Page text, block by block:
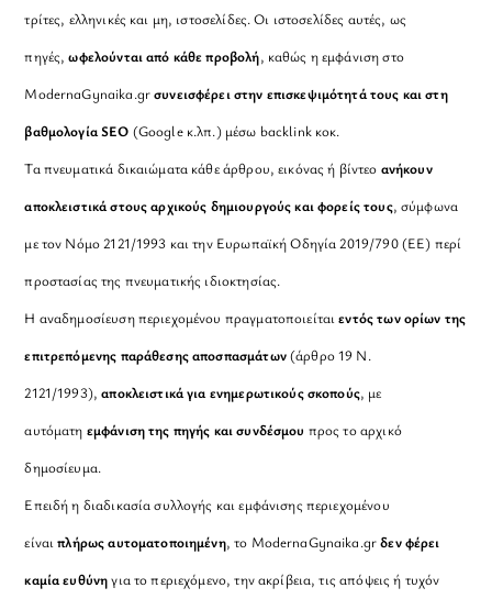
τρίτες, ελληνικές και μη, ιστοσελίδες. Οι ιστοσελίδες αυτές, ως
πηγές,ωφελούνται από κάθε προβολή, καθώς η εμφάνιση στο
ModernaGynaika.grσυνεισφέρει στην επισκεψιμότητά τους και στη
βαθμολογία SEO (Google κ.λπ.) μέσω backlink κοκ.
Τα πνευματικά δικαιώματα κάθε άρθρου, εικόνας ή βίντεο ανήκουν
αποκλειστικά στους αρχικούς δημιουργούς και φορείς τους, σύμφωνα
με τον Νόμο 2121/1993 και την Ευρωπαϊκή Οδηγία 2019/790 (ΕΕ) περί
προστασίας της πνευματικής ιδιοκτησίας.
Η αναδημοσίευση περιεχομένου πραγματοποιείταιεντός των ορίων της
επιτρεπόμενης παράθεσης αποσπασμάτων(άρθρο 19 Ν.
2121/1993), αποκλειστικά για ενημερωτικούς σκοπούς, με
αυτόματη εμφάνιση της πηγής και συνδέσμου προς το αρχικό
δημοσίευμα.
Επειδή η διαδικασία συλλογής και εμφάνισης περιεχομένου
είναιπλήρως αυτοματοποιημένη, το ModernaGynaika.grδεν φέρει
καμία ευθύνηγια το περιεχόμενο, την ακρίβεια, τις απόψεις ή τυχόν